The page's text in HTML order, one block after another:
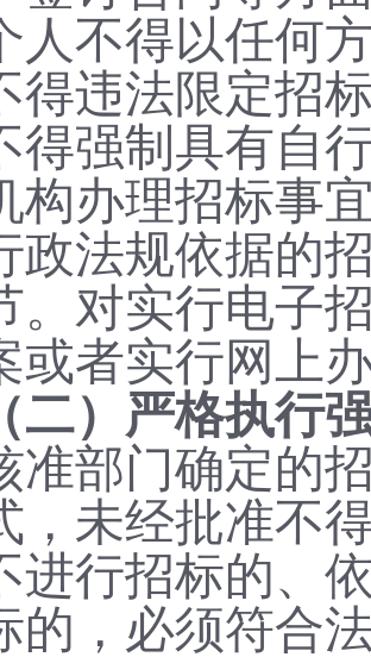
人不得以任何
得违法限定招
得强制具有自
构办理招标事
政法规依据的
。对实行电子
或者实行网上
（二）严格执行
准部门确定的
，未经批准不
进行招标的、
的，必须符合